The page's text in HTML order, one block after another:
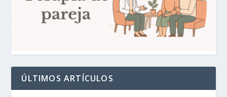
ÚLTIMOS ARTÍCULOS